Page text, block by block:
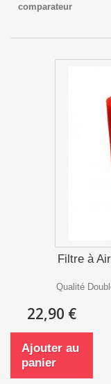
comparateur
Filtre à
Qualité
22,90 €
Ajouter au
panier